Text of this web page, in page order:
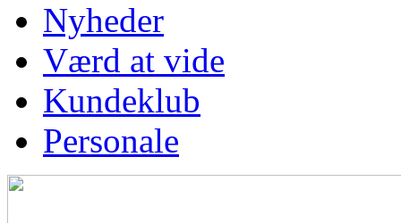
Nyheder
Værd at vide
Kundeklub
Personale